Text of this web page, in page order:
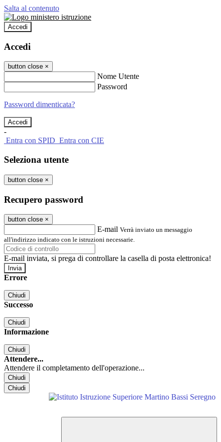
Salta al contenuto
Accedi
Accedi
button close ×
Nome Utente
Password
Password dimenticata?
-
Entra con SPID Entra con CIE
Seleziona utente
button close ×
Recupero password
button close ×
E-mail Verrà inviato un messaggio
all'indirizzo indicato con le istruzioni necessarie.
E-mail inviata, si prega di controllare la casella di posta elettronica!
Errore
Chiudi
Successo
Chiudi
Informazione
Chiudi
Attendere...
Attendere il completamento dell'operazione...
Chiudi
Chiudi